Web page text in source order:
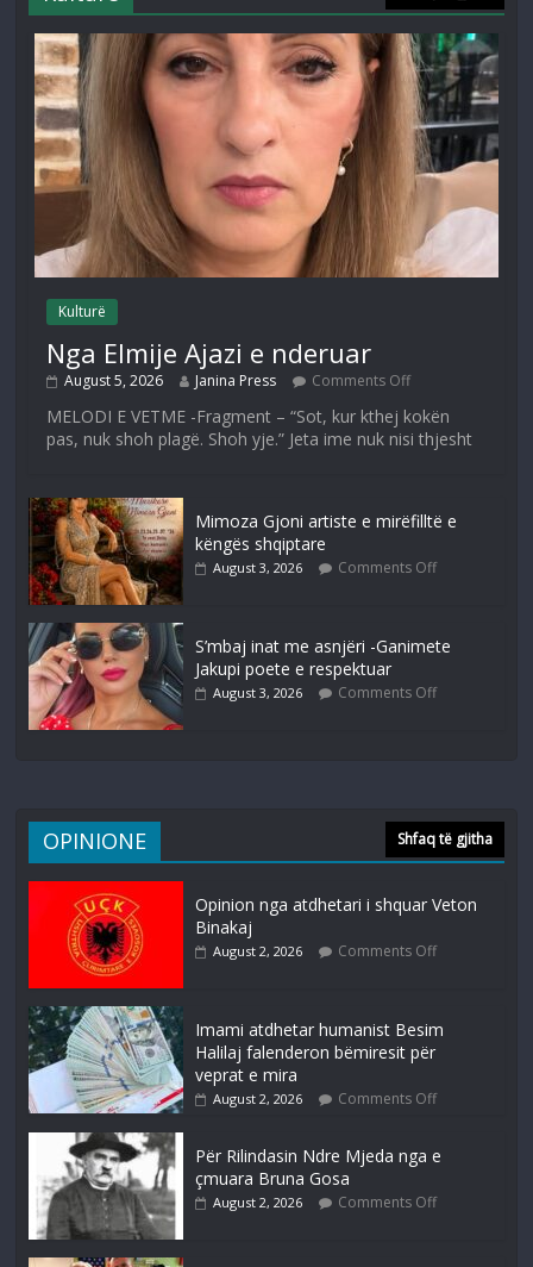
Kulturë
Nga Elmije Ajazi e nderuar
August 5, 2026 Janina Press Comments Off
MELODI E VETME -Fragment – “Sot, kur kthej kokën
pas, nuk shoh plagë. Shoh yje.” Jeta ime nuk nisi thjesht
Mimoza Gjoni artiste e mirëfilltë e
këngës shqiptare
August 3, 2026 Comments Off
S’mbaj inat me asnjëri -Ganimete
Jakupi poete e respektuar
August 3, 2026 Comments Off
OPINIONE Shfaq të gjitha
Opinion nga atdhetari i shquar Veton
Binakaj
August 2, 2026 Comments Off
Imami atdhetar humanist Besim
Halilaj falenderon bëmiresit për
veprat e mira
August 2, 2026 Comments Off
Për Rilindasin Ndre Mjeda nga e
çmuara Bruna Gosa
August 2, 2026 Comments Off